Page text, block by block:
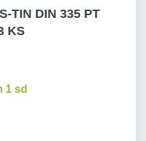
TIN DIN 335 PT
KS
1 sd